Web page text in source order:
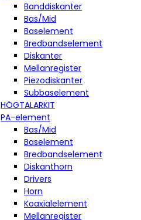
Banddiskanter
Bas/Mid
Baselement
Bredbandselement
Diskanter
Mellanregister
Piezodiskanter
Subbaselement
HÖGTALARKIT
PA-element
Bas/Mid
Baselement
Bredbandselement
Diskanthorn
Drivers
Horn
Koaxialelement
Mellanregister